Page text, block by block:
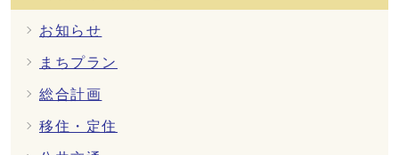
お知らせ
まちプラン
総合計画
移住・定住